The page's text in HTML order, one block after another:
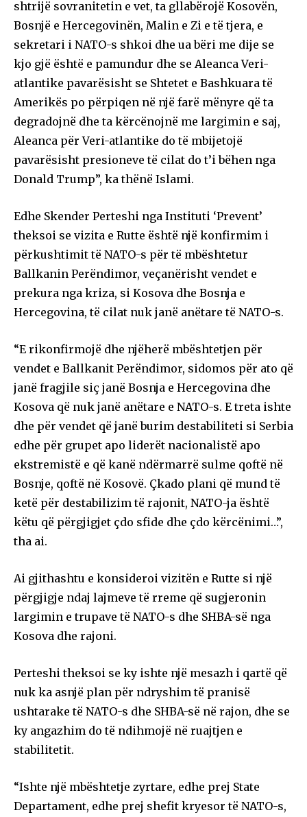
shtrijë sovranitetin e vet, ta gllabërojë Kosovën,
Bosnjë e Hercegovinën, Malin e Zi e të tjera, e
sekretari i NATO-s shkoi dhe ua bëri me dije se
kjo gjë është e pamundur dhe se Aleanca Veri-
atlantike pavarësisht se Shtetet e Bashkuara të
Amerikës po përpiqen në një farë mënyre që ta
degradojnë dhe ta kërcënojnë me largimin e saj,
Aleanca për Veri-atlantike do të mbijetojë
pavarësisht presioneve të cilat do t’i bëhen nga
Donald Trump”, ka thënë Islami.
Edhe Skender Perteshi nga Instituti ‘Prevent’
theksoi se vizita e Rutte është një konfirmim i
përkushtimit të NATO-s për të mbështetur
Ballkanin Perëndimor, veçanërisht vendet e
prekura nga kriza, si Kosova dhe Bosnja e
Hercegovina, të cilat nuk janë anëtare të NATO-s.
“E rikonfirmojë dhe njëherë mbështetjen për
vendet e Ballkanit Perëndimor, sidomos për ato që
janë fragjile siç janë Bosnja e Hercegovina dhe
Kosova që nuk janë anëtare e NATO-s. E treta ishte
dhe për vendet që janë burim destabiliteti si Serbia
edhe për grupet apo liderët nacionalistë apo
ekstremistë e që kanë ndërmarrë sulme qoftë në
Bosnje, qoftë në Kosovë. Çkado plani që mund të
ketë për destabilizim të rajonit, NATO-ja është
këtu që përgjigjet çdo sfide dhe çdo kërcënimi…”,
tha ai.
Ai gjithashtu e konsideroi vizitën e Rutte si një
përgjigje ndaj lajmeve të rreme që sugjeronin
largimin e trupave të NATO-s dhe SHBA-së nga
Kosova dhe rajoni.
Perteshi theksoi se ky ishte një mesazh i qartë që
nuk ka asnjë plan për ndryshim të pranisë
ushtarake të NATO-s dhe SHBA-së në rajon, dhe se
ky angazhim do të ndihmojë në ruajtjen e
stabilitetit.
“Ishte një mbështetje zyrtare, edhe prej State
Departament, edhe prej shefit kryesor të NATO-s,